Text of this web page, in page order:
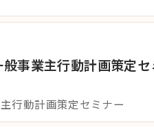
事業主行動計画策定セ
行動計画策定セミナー